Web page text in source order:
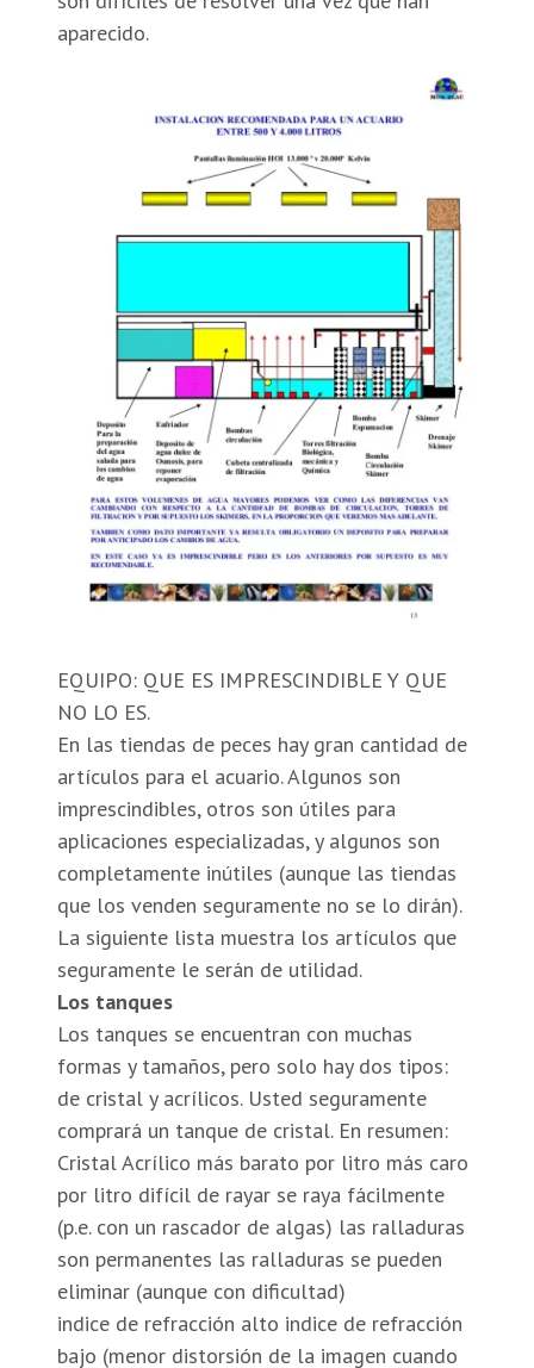
aparecido.
EQUIPO: QUE ES IMPRESCINDIBLE Y QUE
NO LO ES.
En las tiendas de peces hay gran cantidad de
artículos para el acuario. Algunos son
imprescindibles, otros son útiles para
aplicaciones especializadas, y algunos son
completamente inútiles (aunque las tiendas
que los venden seguramente no se lo dirán).
La siguiente lista muestra los artículos que
seguramente le serán de utilidad.
Los tanques
Los tanques se encuentran con muchas
formas y tamaños, pero solo hay dos tipos:
de cristal y acrílicos. Usted seguramente
comprará un tanque de cristal. En resumen:
Cristal Acrílico más barato por litro más caro
por litro difícil de rayar se raya fácilmente
(p.e. con un rascador de algas) las ralladuras
son permanentes las ralladuras se pueden
eliminar (aunque con dificultad)
indice de refracción alto indice de refracción
bajo (menor distorsión de la imagen cuando